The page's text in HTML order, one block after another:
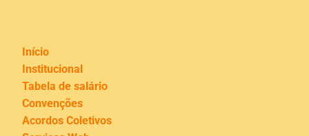
Início
Institucional
Tabela de salário
Convenções
Acordos Coletivos